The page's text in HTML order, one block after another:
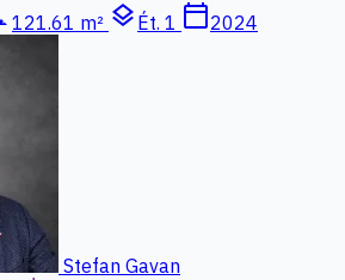
121.61 m² layers Ét. 1 calendar_today2024
Stefan Gavan